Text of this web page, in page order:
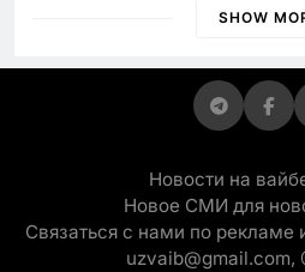
просить
SHOW
Новости на
Новое СМИ для
Связаться с нами по
uzvaib@gmail.com,